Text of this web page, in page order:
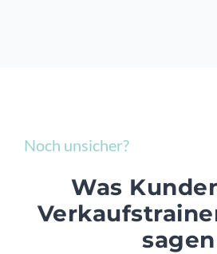
Noch unsicher?
Was
sagen